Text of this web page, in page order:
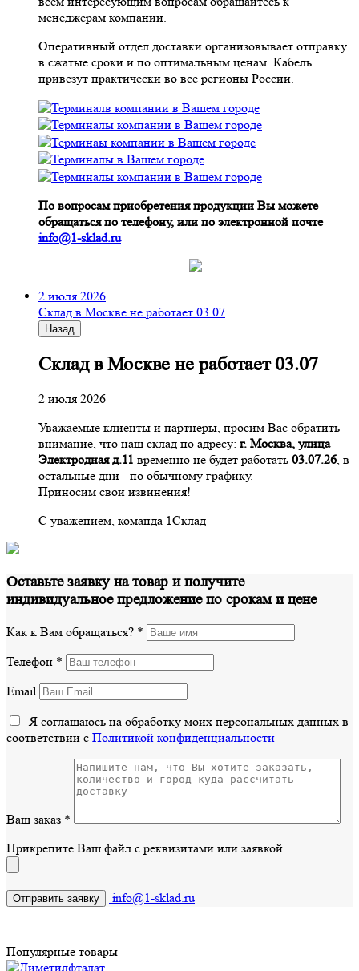
менеджерам компании.
Оперативный отдел доставки организовывает отправку
в сжатые сроки и по оптимальным ценам. Кабель
привезут практически во все регионы России.
По вопросам приобретения продукции Вы можете
обращаться по телефону, или по электронной почте
info@1-sklad.ru
2 июля 2026
Склад в Москве не работает 03.07
Назад
Склад в Москве не работает 03.07
2 июля 2026
Уважаемые клиенты и партнеры, просим Вас обратить
внимание, что наш склад по адресу: г. Москва, улица
Электродная д.11 временно не будет работать 03.07.26, в
остальные дни - по обычному графику.
Приносим свои извинения!
С уважением, команда 1Склад
Оставьте заявку на товар и получите
индивидуальное предложение по срокам и цене
Как к Вам обращаться? *
Телефон *
Email
Я соглашаюсь на обработку моих персональных данных в
соответствии с Политикой конфиденциальности
Ваш заказ *
Прикрепите Ваш файл с реквизитами или заявкой
info@1-sklad.ru
Популярные товары